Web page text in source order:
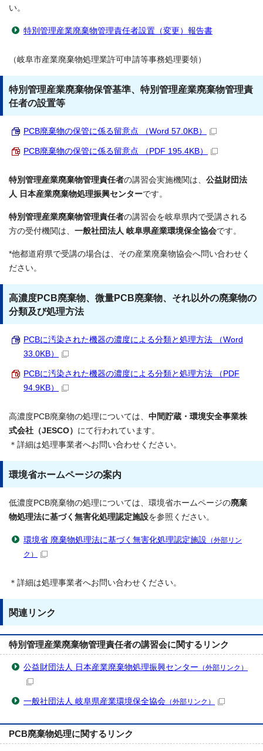
い。
特別管理産業廃棄物管理責任者設置（変更）報告書
（岐阜市産業廃棄物処理業許可申請等事務処理要領）
特別管理産業廃棄物保管基準、特別管理産業廃棄物管理責
任者の設置等
PCB廃棄物の保管に係る留意点 （Word 57.0KB）
PCB廃棄物の保管に係る留意点 （PDF 195.4KB）
特別管理産業廃棄物管理責任者の講習会実施機関は、 公益財団法
人 日本産業廃棄物処理振興センターです。
特別管理産業廃棄物管理責任者の講習会を岐阜県内で受講される
方の受付機関は、 一般社団法人 岐阜県産業環境保全協会です。
*他都道府県で受講の場合は、その産業廃棄物協会へ問い合わせく
ださい。
高濃度PCB廃棄物、微量PCB廃棄物、それ以外の廃棄物の
分類及び処理方法
PCBに汚染された機器の濃度による分類と処理方法 （Word
33.0KB）
PCBに汚染された機器の濃度による分類と処理方法 （PDF
94.9KB）
高濃度PCB廃棄物の処理については、 中間貯蔵・環境安全事業株
式会社（JESCO） にて行われています。
＊詳細は処理事業者へお問い合わせください。
環境省ホームページの案内
低濃度PCB廃棄物の処理については、環境省ホームページの廃棄
物処理法に基づく無害化処理認定施設を参照ください。
環境省 廃棄物処理法に基づく無害化処理認定施設 （外部リン
ク）
＊詳細は処理事業者へお問い合わせください。
関連リンク
特別管理産業廃棄物管理責任者の講習会に関するリンク
公益財団法人 日本産業廃棄物処理振興センター （外部リンク）
一般社団法人 岐阜県産業環境保全協会 （外部リンク）
PCB廃棄物処理に関するリンク